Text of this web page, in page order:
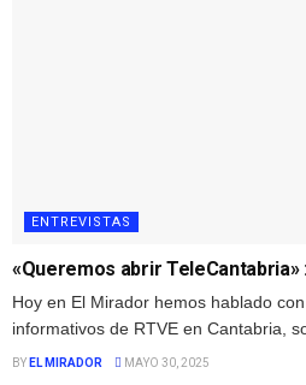
ENTREVISTAS
«Queremos abrir TeleCantabria»
Hoy en El Mirador hemos hablado
informativos de RTVE en Cantabria,
BY EL MIRADOR MAYO 30, 2025